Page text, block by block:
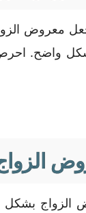
معروض
واضح.
بشكل